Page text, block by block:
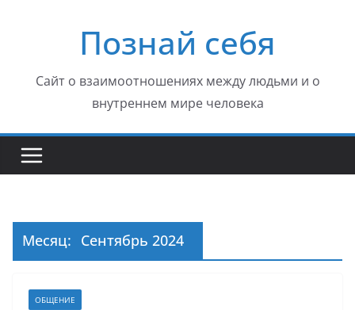
содержимомуПознай себя
Сайт о взаимоотношениях между людьми и о
внутреннем мире человека
Месяц: Сентябрь 2024
ОБЩЕНИЕ